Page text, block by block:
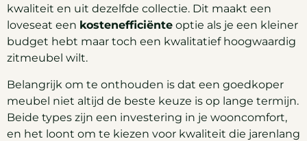
kwaliteit en uit dezelfde collectie. Dit maakt een
loveseat een kostenefficiënte optie als je een kleiner
budget hebt maar toch een kwalitatief hoogwaardig
zitmeubel wilt.
Belangrijk om te onthouden is dat een goedkoper
meubel niet altijd de beste keuze is op lange termijn.
Beide types zijn een investering in je wooncomfort,
en het loont om te kiezen voor kwaliteit die jarenlang